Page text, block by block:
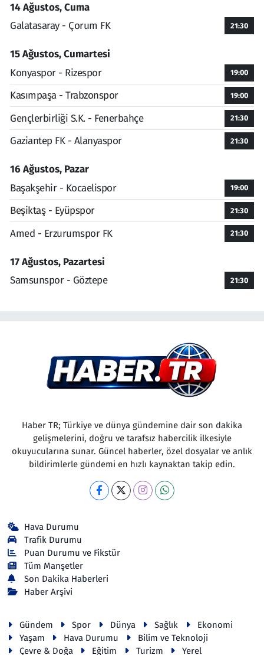
14 Ağustos, Cuma
Galatasaray - Çorum FK
21:30
15 Ağustos, Cumartesi
Konyaspor - Rizespor
19:00
Kasımpaşa - Trabzonspor 19:00
Gençlerbirliği S.K. - Fenerbahçe 21:30
Gaziantep FK - Alanyaspor 21:30
16 Ağustos, Pazar
Başakşehir - Kocaelispor
19:00
Beşiktaş - Eyüpspor 21:30
Amed - Erzurumspor FK 21:30
17 Ağustos, Pazartesi
Samsunspor - Göztepe
21:30
Haber TR; Türkiye ve dünya gündemine dair son dakika
gelişmelerini, doğru ve tarafsız habercilik ilkesiyle
okuyucularına sunar. Güncel haberler, özel dosyalar ve anlık
bildirimlerle gündemi en hızlı kaynaktan takip edin.
Hava Durumu
Trafik Durumu
Puan Durumu ve Fikstür
Tüm Manşetler
Son Dakika Haberleri
Haber Arşivi
Gündem Spor Dünya Sağlık
Ekonomi
Yaşam
Hava Durumu
Bilim ve Teknoloji
Çevre & Doğa
Eğitim Turizm Yerel